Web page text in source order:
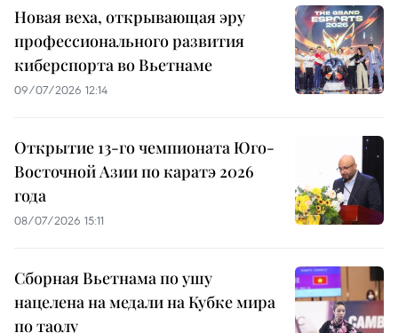
Новая веха, открывающая эру
профессионального развития
киберспорта во Вьетнаме
09/07/2026 12:14
Открытие 13-го чемпионата Юго-
Восточной Азии по каратэ 2026
года
08/07/2026 15:11
Сборная Вьетнама по ушу
нацелена на медали на Кубке мира
по таолу